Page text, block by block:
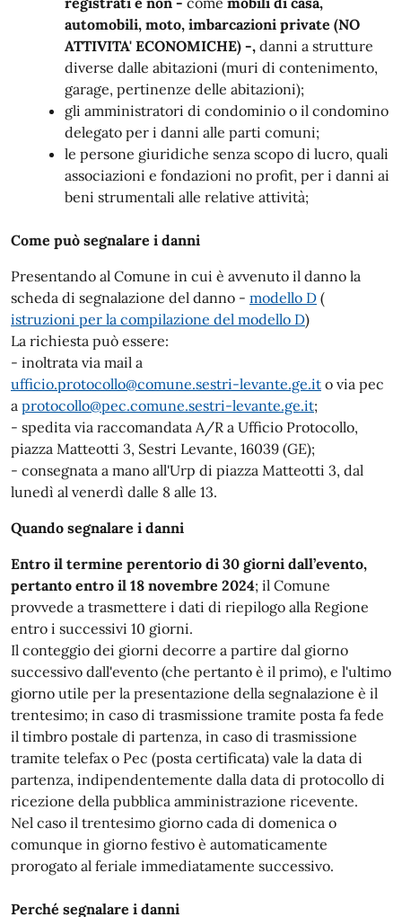
automobili, moto, imbarcazioni private (NO
ATTIVITA' ECONOMICHE) -, danni a strutture
diverse dalle abitazioni (muri di contenimento,
garage, pertinenze delle abitazioni);
gli amministratori di condominio o il condomino
delegato per i danni alle parti comuni;
le persone giuridiche senza scopo di lucro, quali
associazioni e fondazioni no profit, per i danni ai
beni strumentali alle relative attività;
Come può segnalare i danni
Presentando al Comune in cui è avvenuto il danno la
scheda di segnalazione del danno - modello D (
istruzioni per la compilazione del modello D)
La richiesta può essere:
- inoltrata via mail a
ufficio.protocollo@comune.sestri-levante.ge.it o via pec
a protocollo@pec.comune.sestri-levante.ge.it;
- spedita via raccomandata A/R a Ufficio Protocollo,
piazza Matteotti 3, Sestri Levante, 16039 (GE);
- consegnata a mano all'Urp di piazza Matteotti 3, dal
lunedì al venerdì dalle 8 alle 13.
Quando segnalare i danni
Entro il termine perentorio di 30 giorni dall’evento,
pertanto entro il 18 novembre 2024; il Comune
provvede a trasmettere i dati di riepilogo alla Regione
entro i successivi 10 giorni.
Il conteggio dei giorni decorre a partire dal giorno
successivo dall'evento (che pertanto è il primo), e l'ultimo
giorno utile per la presentazione della segnalazione è il
trentesimo; in caso di trasmissione tramite posta fa fede
il timbro postale di partenza, in caso di trasmissione
tramite telefax o Pec (posta certificata) vale la data di
partenza, indipendentemente dalla data di protocollo di
ricezione della pubblica amministrazione ricevente.
Nel caso il trentesimo giorno cada di domenica o
comunque in giorno festivo è automaticamente
prorogato al feriale immediatamente successivo.
Perché segnalare i danni